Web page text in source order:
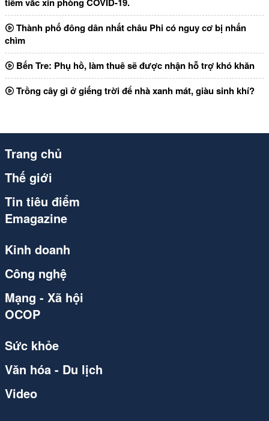
Thành phố đông dân nhất châu Phi có nguy cơ bị nhấn
chìm
Bến Tre: Phụ hồ, làm thuê sẽ được nhận hỗ trợ khó khăn
Trồng cây gì ở giếng trời để nhà xanh mát, giàu sinh khí?
Trang chủ
Thế giới
Tin tiêu điểm
Emagazine
Kinh doanh
Công nghệ
Mạng - Xã hội
OCOP
Sức khỏe
Văn hóa - Du lịch
Video